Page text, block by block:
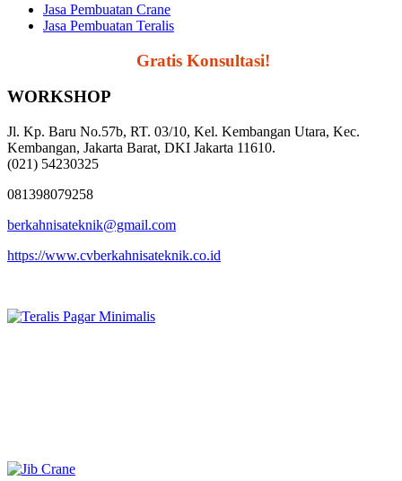
Jasa Pembuatan Crane
Jasa Pembuatan Teralis
Gratis Konsultasi!
WORKSHOP
Jl. Kp. Baru No.57b, RT. 03/10, Kel. Kembangan Utara, Kec.
Kembangan, Jakarta Barat, DKI Jakarta 11610.
(021) 54230325
081398079258
berkahnisateknik@gmail.com
https://www.cvberkahnisateknik.co.id